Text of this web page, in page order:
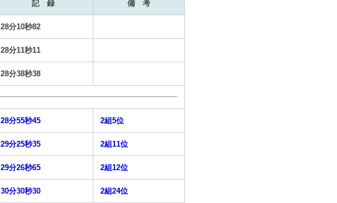
記 録 備 考
28分10秒82
28分11秒11
28分38秒38
28分55秒45 2組5位
29分25秒35 2組11位
29分26秒65 2組12位
30分30秒30 2組24位